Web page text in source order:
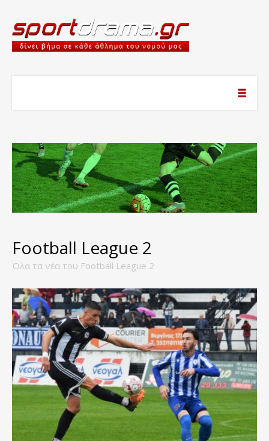
Football League 2
Όλα τα νέα του Football League 2